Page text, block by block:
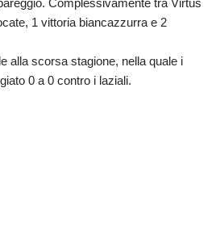
1 vittoria biancazzurra e 2
alla scorsa stagione, nella quale i
0 a 0 contro i laziali.